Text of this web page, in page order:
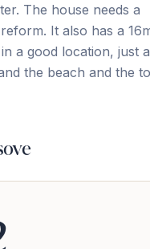
The house ‌needs ‌a
It also ‌has ‌a
‌a ‌good ‌location, ‌just
‌the ‌beach ‌and ‌the